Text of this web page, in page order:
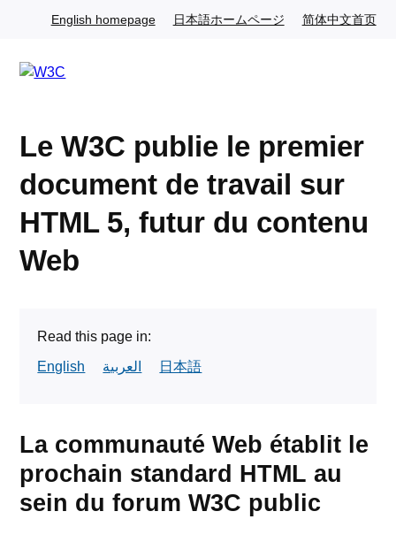
English homepageEnglish website
日本語ホームページ Japanese website
简体中文首页
Le W3C publie le premier
document de travail sur
HTML 5, futur du contenu
Web
Read this page in:
English
العربية 日本語
La communauté Web établit le
prochain standard HTML au
sein du forum W3C public